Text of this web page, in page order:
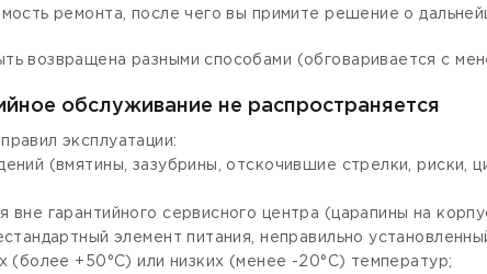
ремонта, после чего вы примите решение о
возвращена разными способами (обговаривается с
обслуживание не распространяется
эксплуатации:
(вмятины, зазубрины, отскочившие стрелки,
вне гарантийного сервисного центра (царапины на
элемент питания, неправильно
(более +50°С) или низких (менее -20°С) температур;